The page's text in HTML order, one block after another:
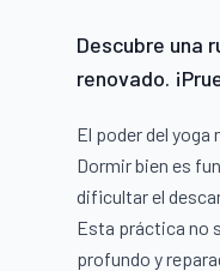
Descubre una
renovado.
El poder del
Dormir bien es
dificultar el
Esta práctica no
profundo y